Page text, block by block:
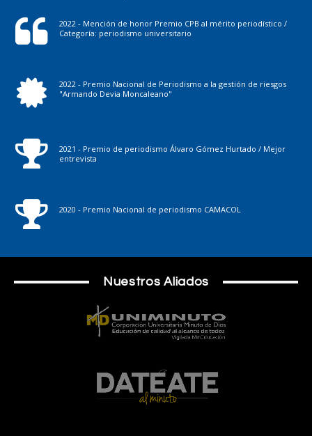
2022 - Mención de honor Premio CPB al mérito periodístico /
Categoría: periodismo universitario
2022 - Premio Nacional de Periodismo a la gestión de riesgos
"Armando Devia Moncaleano"
2021 - Premio de periodismo Álvaro Gómez Hurtado / Mejor
entrevista
2020 - Premio Nacional de periodismo CAMACOL
Nuestros Aliados